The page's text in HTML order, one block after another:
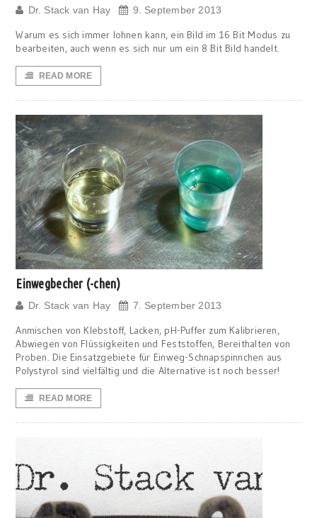
Dr. Stack van Hay 9. September 2013
Warum es sich immer lohnen kann, ein Bild im 16 Bit Modus zu
bearbeiten, auch wenn es sich nur um ein 8 Bit Bild handelt.
READ MORE
Einwegbecher (-chen)
Dr. Stack van Hay 7. September 2013
Anmischen von Klebstoff, Lacken, pH-Puffer zum Kalibrieren,
Abwiegen von Flüssigkeiten und Feststoffen, Bereithalten von
Proben. Die Einsatzgebiete für Einweg-Schnapspinnchen aus
Polystyrol sind vielfältig und die Alternative ist noch besser!
READ MORE